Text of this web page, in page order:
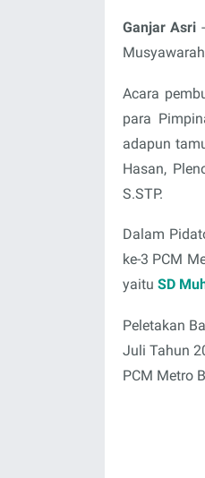
Ganjar Asri
Acara
para
adapun
Hasan,
S.STP.
Dalam
ke-3 PCM
yaitu SD
Peletakan
Juli Tahun
PCM Metro